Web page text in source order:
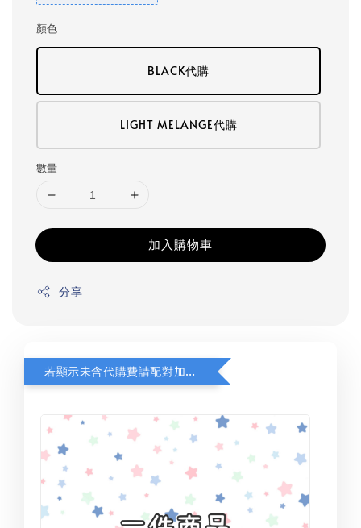
顏色
BLACK代購
LIGHT MELANGE代購
數量
加入購物車
分享
若顯示未含代購費請配對加購(未加購視同無效訂單)